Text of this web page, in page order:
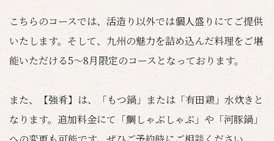
こちらのコースでは、活造り以外では個人盛りにてご提供
いたします。そして、九州の魅力を詰め込んだ料理をご堪
能いただける5～8月限定のコースとなっております。
また、【強肴】は、「もつ鍋」または「有田鶏」水炊きと
なります。追加料金にて「鯛しゃぶしゃぶ」や「河豚鍋」